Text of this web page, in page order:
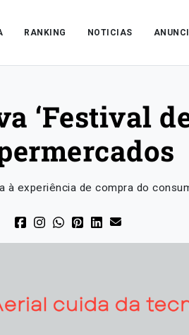
RANKING NOTICIAS
‘Festival
experiência de compra do